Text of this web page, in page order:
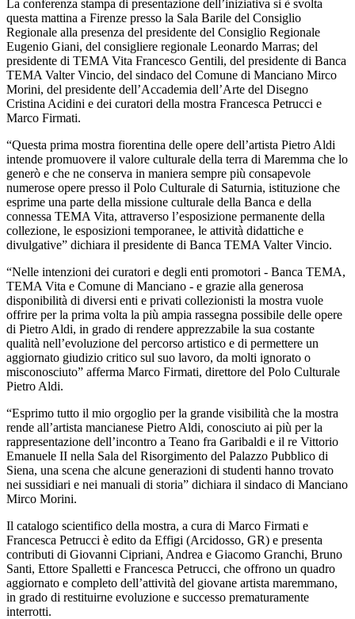
La conferenza stampa di presentazione dell’iniziativa si è svolta
questa mattina a Firenze presso la Sala Barile del Consiglio
Regionale alla presenza del presidente del Consiglio Regionale
Eugenio Giani, del consigliere regionale Leonardo Marras; del
presidente di TEMA Vita Francesco Gentili, del presidente di Banca
TEMA Valter Vincio, del sindaco del Comune di Manciano Mirco
Morini, del presidente dell’Accademia dell’Arte del Disegno
Cristina Acidini e dei curatori della mostra Francesca Petrucci e
Marco Firmati.
“Questa prima mostra fiorentina delle opere dell’artista Pietro Aldi
intende promuovere il valore culturale della terra di Maremma che lo
generò e che ne conserva in maniera sempre più consapevole
numerose opere presso il Polo Culturale di Saturnia, istituzione che
esprime una parte della missione culturale della Banca e della
connessa TEMA Vita, attraverso l’esposizione permanente della
collezione, le esposizioni temporanee, le attività didattiche e
divulgative” dichiara il presidente di Banca TEMA Valter Vincio.
“Nelle intenzioni dei curatori e degli enti promotori - Banca TEMA,
TEMA Vita e Comune di Manciano - e grazie alla generosa
disponibilità di diversi enti e privati collezionisti la mostra vuole
offrire per la prima volta la più ampia rassegna possibile delle opere
di Pietro Aldi, in grado di rendere apprezzabile la sua costante
qualità nell’evoluzione del percorso artistico e di permettere un
aggiornato giudizio critico sul suo lavoro, da molti ignorato o
misconosciuto” afferma Marco Firmati, direttore del Polo Culturale
Pietro Aldi.
“Esprimo tutto il mio orgoglio per la grande visibilità che la mostra
rende all’artista mancianese Pietro Aldi, conosciuto ai più per la
rappresentazione dell’incontro a Teano fra Garibaldi e il re Vittorio
Emanuele II nella Sala del Risorgimento del Palazzo Pubblico di
Siena, una scena che alcune generazioni di studenti hanno trovato
nei sussidiari e nei manuali di storia” dichiara il sindaco di Manciano
Mirco Morini.
Il catalogo scientifico della mostra, a cura di Marco Firmati e
Francesca Petrucci è edito da Effigi (Arcidosso, GR) e presenta
contributi di Giovanni Cipriani, Andrea e Giacomo Granchi, Bruno
Santi, Ettore Spalletti e Francesca Petrucci, che offrono un quadro
aggiornato e completo dell’attività del giovane artista maremmano,
in grado di restituirne evoluzione e successo prematuramente
interrotti.